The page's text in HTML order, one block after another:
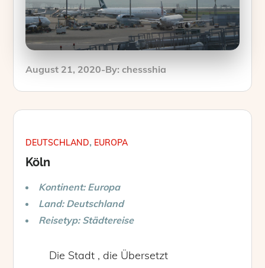
Posted
August 21, 2020 By:chessshia
DEUTSCHLAND EUROPA
Köln
Kontinent: Europa
Land: Deutschland
Reisetyp: Städtereise
Die Stadt , die Übersetzt